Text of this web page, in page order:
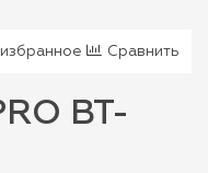
Сравнить
BT-